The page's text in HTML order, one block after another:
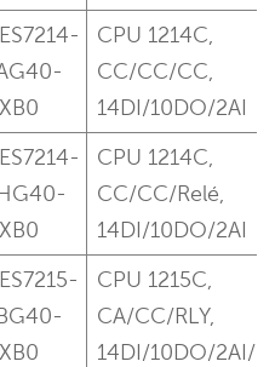
CPU 1214C,
CC/CC/CC,
14DI/10DO/2AI
CPU 1214C,
CC/CC/Relé,
14DI/10DO/2AI
CPU 1215C,
CA/CC/RLY,
14DI/10DO/2AI/